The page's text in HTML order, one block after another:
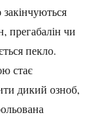
прегабалін чи
пекло.
стає
дикий озноб,